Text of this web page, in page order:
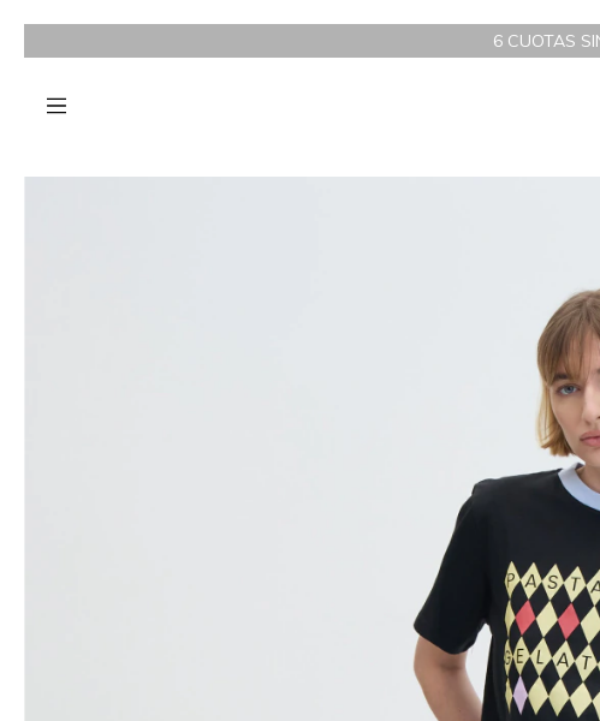
6 CUOTAS SIN INTERÉS A